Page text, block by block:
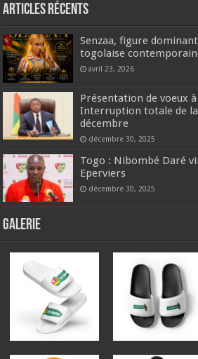
Articles récents
Senzaa, figure
togolaise
avril 23, 2026
Présentation de voeux
Interruption totale de
décembre
décembre 30, 2025
Togo : Nibombé Daré
Eperviers
décembre 30, 2025
GALERIE